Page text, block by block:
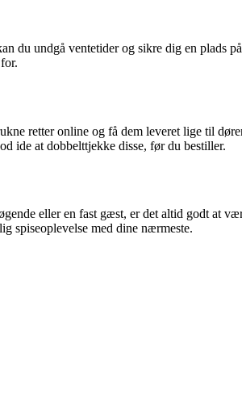
du undgå ventetider og sikre dig en plads
retter online og få dem leveret lige til
ide at dobbelttjekke disse, før du bestiller.
eller en fast gæst, er det altid godt at
spiseoplevelse med dine nærmeste.